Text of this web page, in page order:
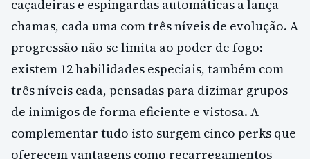
caçadeiras e espingardas automáticas a lança-
chamas, cada uma com três níveis de evolução. A
progressão não se limita ao poder de fogo:
existem 12 habilidades especiais, também com
três níveis cada, pensadas para dizimar grupos
de inimigos de forma eficiente e vistosa. A
complementar tudo isto surgem cinco perks que
oferecem vantagens como recarregamentos